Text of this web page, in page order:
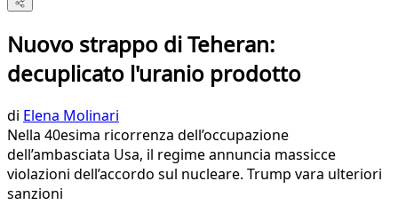
Nuovo strappo di Teheran:
decuplicato l'uranio prodotto
di Elena Molinari
Nella 40esima ricorrenza dell’occupazione
dell’ambasciata Usa, il regime annuncia massicce
violazioni dell’accordo sul nucleare. Trump vara ulteriori
sanzioni